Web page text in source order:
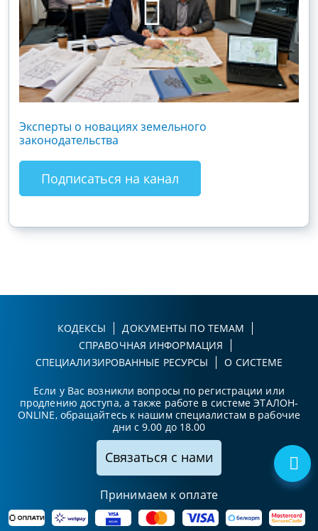
Эксперты о новациях земельного
законодательства
Подписаться на канал
КОДЕКСЫ
ДОКУМЕНТЫ ПО ТЕМАМ
СПРАВОЧНАЯ ИНФОРМАЦИЯ
СПЕЦИАЛИЗИРОВАННЫЕ РЕСУРСЫ
О СИСТЕМЕ
Если у Вас возникли вопросы по регистрации или
продлению доступа, а также работе в системе ЭТАЛОН-
ONLINE, обращайтесь к нашим специалистам в рабочие
дни с 9.00 до 18.00
Связаться с нами
Принимаем к оплате